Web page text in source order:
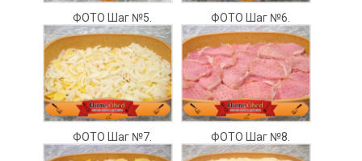
ФОТО Шаг №5. ФОТО Шаг №6.
ФОТО Шаг №7. ФОТО Шаг №8.